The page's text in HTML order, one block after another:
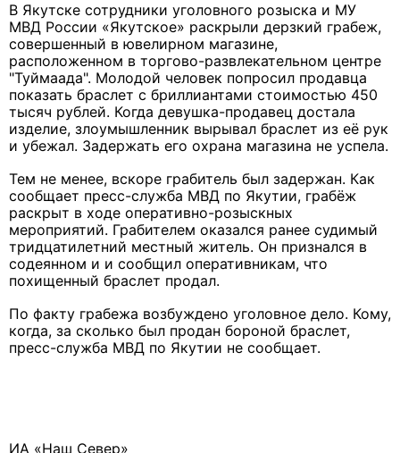
В Якутске сотрудники уголовного розыска и МУ
МВД России «Якутское» раскрыли дерзкий грабеж,
совершенный в ювелирном магазине,
расположенном в торгово-развлекательном центре
"Туймаада". Молодой человек попросил продавца
показать браслет с бриллиантами стоимостью 450
тысяч рублей. Когда девушка-продавец достала
изделие, злоумышленник вырывал браслет из её рук
и убежал. Задержать его охрана магазина не успела.
Тем не менее, вскоре грабитель был задержан. Как
сообщает пресс-служба МВД по Якутии, грабёж
раскрыт в ходе оперативно-розыскных
мероприятий. Грабителем оказался ранее судимый
тридцатилетний местный житель. Он признался в
содеянном и и сообщил оперативникам, что
похищенный браслет продал.
По факту грабежа возбуждено уголовное дело. Кому,
когда, за сколько был продан бороной браслет,
пресс-служба МВД по Якутии не сообщает.
ИА «Наш Север»